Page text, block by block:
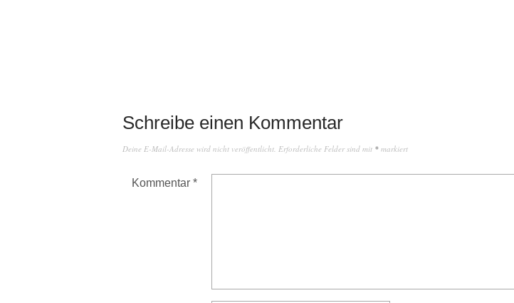
Schreibe einen Kommentar
Deine E-Mail-Adresse wird nicht veröffentlicht. Erforderliche Felder sind mit * markiert
Kommentar*